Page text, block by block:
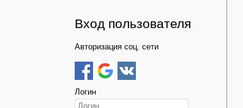
Вход пользователя
Авторизация соц. сети
Логин